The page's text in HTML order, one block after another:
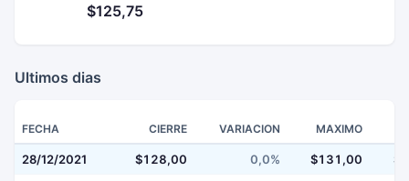
$125,75
Ultimos dias
FECHA CIERRE VARIACION MAXIMO
28/12/2021 $128,00 0,0% $131,00